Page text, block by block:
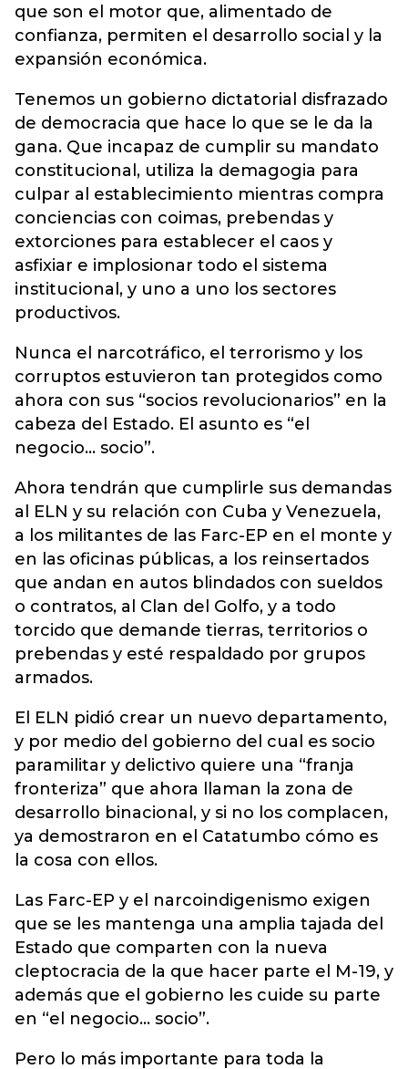
que son el motor que, alimentado de
confianza, permiten el desarrollo social y la
expansión económica.
Tenemos un gobierno dictatorial disfrazado
de democracia que hace lo que se le da la
gana. Que incapaz de cumplir su mandato
constitucional, utiliza la demagogia para
culpar al establecimiento mientras compra
conciencias con coimas, prebendas y
extorciones para establecer el caos y
asfixiar e implosionar todo el sistema
institucional, y uno a uno los sectores
productivos.
Nunca el narcotráfico, el terrorismo y los
corruptos estuvieron tan protegidos como
ahora con sus “socios revolucionarios” en la
cabeza del Estado. El asunto es “el
negocio… socio”.
Ahora tendrán que cumplirle sus demandas
al ELN y su relación con Cuba y Venezuela,
a los militantes de las Farc-EP en el monte y
en las oficinas públicas, a los reinsertados
que andan en autos blindados con sueldos
o contratos, al Clan del Golfo, y a todo
torcido que demande tierras, territorios o
prebendas y esté respaldado por grupos
armados.
El ELN pidió crear un nuevo departamento,
y por medio del gobierno del cual es socio
paramilitar y delictivo quiere una “franja
fronteriza” que ahora llaman la zona de
desarrollo binacional, y si no los complacen,
ya demostraron en el Catatumbo cómo es
la cosa con ellos.
Las Farc-EP y el narcoindigenismo exigen
que se les mantenga una amplia tajada del
Estado que comparten con la nueva
cleptocracia de la que hacer parte el M-19, y
además que el gobierno les cuide su parte
en “el negocio… socio”.
Pero lo más importante para toda la